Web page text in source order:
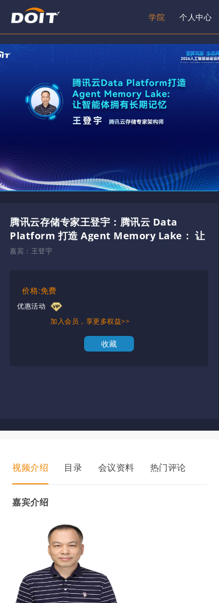
学院 个人中心
腾讯云存储专家王登宇：腾讯云 Data
Platform 打造 Agent Memory Lake： 让
智能体拥有长期记忆
嘉宾： 王登宇
价格:免费
优惠活动
加入会员，享更多权益>>
收藏
视频介绍 目录 会议资料 热门评论
嘉宾介绍